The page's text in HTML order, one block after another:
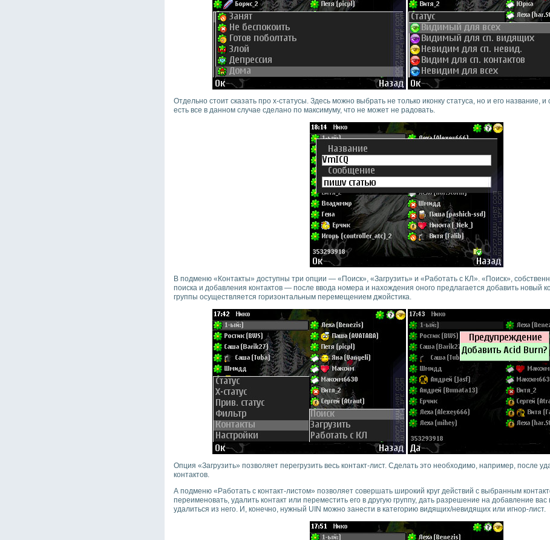
Отдельно стоит сказать про х-статусы. Здесь можно выбрать не только иконку статуса, но и его название,
есть все в данном случае сделано по максимуму, что не может не радовать.
В подменю «Контакты» доступны три опции — «Поиск», «Загрузить» и «Работать с КЛ». «Поиск»,
поиска и добавления контактов — после ввода номера и нахождения оного предлагается добавить новый
группы осуществляется горизонтальным перемещением джойстика.
Опция «Загрузить» позволяет перегрузить весь контакт-лист. Сделать это необходимо, например, после
контактов.
А подменю «Работать с контакт-листом» позволяет совершать широкий круг действий с выбранным
переименовать, удалить контакт или переместить его в другую группу, дать разрешение на добавление вас
удалиться из него. И, конечно, нужный UIN можно занести в категорию видящих/невидящих или игнор-лист.